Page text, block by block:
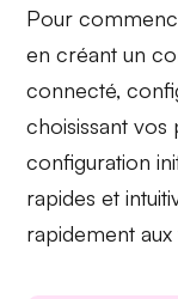
Pour
en créant un
connecté,
choisissant vos
configuration
rapides et
rapidement